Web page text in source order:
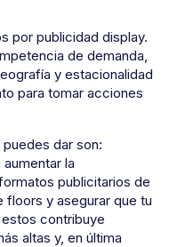
por publicidad display.
de demanda,
y estacionalidad
para tomar acciones
dar son:
la
publicitarios de
floors y asegurar que tu
contribuye
altas y, en última